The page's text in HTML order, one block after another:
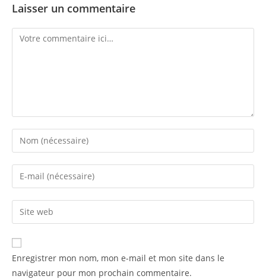
Laisser un commentaire
Comment
Enter
your
name
comment
Enter
your
email
address
comment
Enter
your
website
URL
(optional)
Enregistrer mon nom, mon e-mail et mon site dans le
navigateur pour mon prochain commentaire.